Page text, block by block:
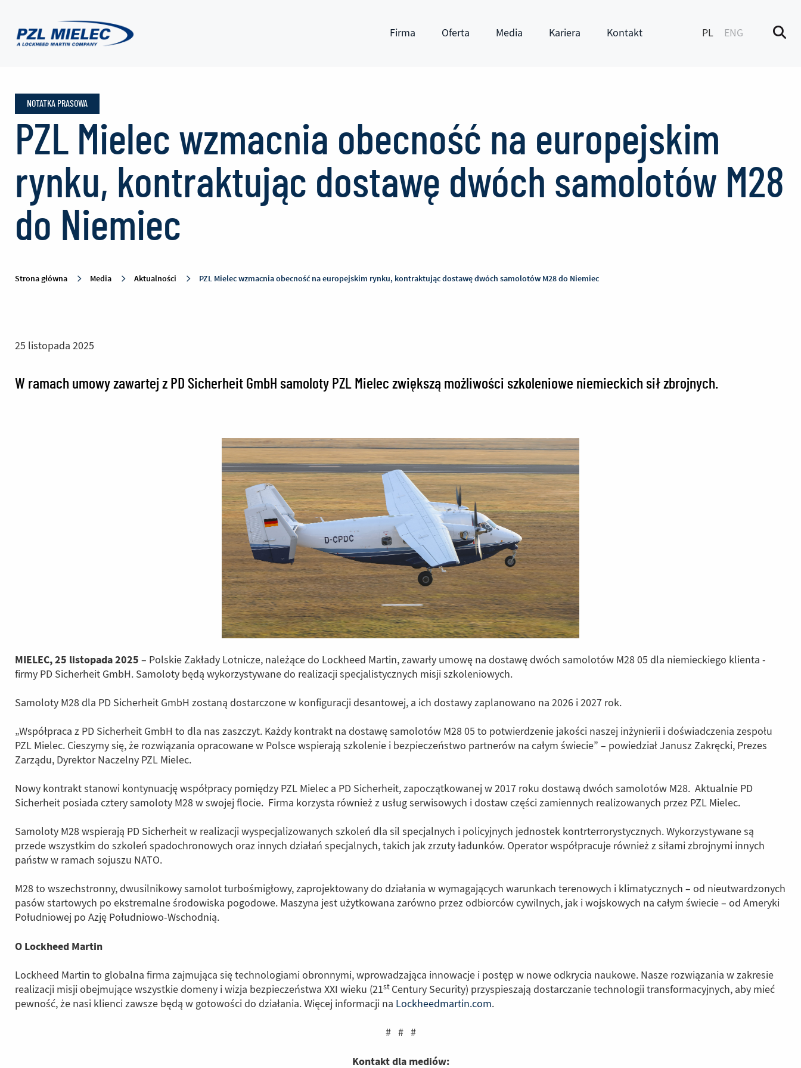
-
PZL
Mielec
Firma Oferta Media Kariera Kontakt PL ENG
NOTATKA PRASOWA
PZL Mielec wzmacnia obecność na europejskim
rynku, kontraktując dostawę dwóch samolotów M28
do Niemiec
Strona główna Media Aktualności PZL Mielec wzmacnia obecność na europejskim rynku, kontraktując dostawę dwóch samolotów M28 do Niemiec
25 listopada 2025
W ramach umowy zawartej z PD Sicherheit GmbH samoloty PZL Mielec zwiększą możliwości szkoleniowe niemieckich sił zbrojnych.
MIELEC, 25 listopada 2025 – Polskie Zakłady Lotnicze, należące do Lockheed Martin, zawarły umowę na dostawę dwóch samolotów M28 05 dla niemieckiego klienta -
firmy PD Sicherheit GmbH. Samoloty będą wykorzystywane do realizacji specjalistycznych misji szkoleniowych.
Samoloty M28 dla PD Sicherheit GmbH zostaną dostarczone w konfiguracji desantowej, a ich dostawy zaplanowano na 2026 i 2027 rok.
„Współpraca z PD Sicherheit GmbH to dla nas zaszczyt. Każdy kontrakt na dostawę samolotów M28 05 to potwierdzenie jakości naszej inżynierii i doświadczenia zespołu
PZL Mielec. Cieszymy się, że rozwiązania opracowane w Polsce wspierają szkolenie i bezpieczeństwo partnerów na całym świecie” – powiedział Janusz Zakręcki, Prezes
Zarządu, Dyrektor Naczelny PZL Mielec.
Nowy kontrakt stanowi kontynuację współpracy pomiędzy PZL Mielec a PD Sicherheit, zapoczątkowanej w 2017 roku dostawą dwóch samolotów M28. Aktualnie PD
Sicherheit posiada cztery samoloty M28 w swojej flocie. Firma korzysta również z usług serwisowych i dostaw części zamiennych realizowanych przez PZL Mielec.
Samoloty M28 wspierają PD Sicherheit w realizacji wyspecjalizowanych szkoleń dla sil specjalnych i policyjnych jednostek kontrterrorystycznych. Wykorzystywane są
przede wszystkim do szkoleń spadochronowych oraz innych działań specjalnych, takich jak zrzuty ładunków. Operator współpracuje również z siłami zbrojnymi innych
państw w ramach sojuszu NATO.
M28 to wszechstronny, dwusilnikowy samolot turbośmigłowy, zaprojektowany do działania w wymagających warunkach terenowych i klimatycznych – od nieutwardzonych
pasów startowych po ekstremalne środowiska pogodowe. Maszyna jest użytkowana zarówno przez odbiorców cywilnych, jak i wojskowych na całym świecie – od Ameryki
Południowej po Azję Południowo-Wschodnią.
O Lockheed Martin
Lockheed Martin to globalna firma zajmująca się technologiami obronnymi, wprowadzająca innowacje i postęp w nowe odkrycia naukowe. Nasze rozwiązania w zakresie
realizacji misji obejmujące wszystkie domeny i wizja bezpieczeństwa XXI wieku (21st Century Security) przyspieszają dostarczanie technologii transformacyjnych, aby mieć
pewność, że nasi klienci zawsze będą w gotowości do działania. Więcej informacji na Lockheedmartin.com(Link
.
# # #
Kontakt dla mediów: